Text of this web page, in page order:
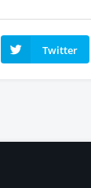
Twitter